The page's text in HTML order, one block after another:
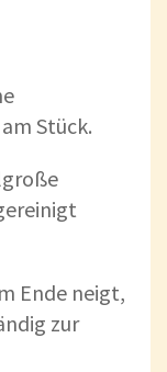
am Stück.
Ende neigt,
zur